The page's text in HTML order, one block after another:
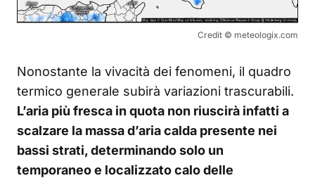
Credit © meteologix.com
Nonostante la vivacità dei fenomeni, il quadro
termico generale subirà variazioni trascurabili.
L’aria più fresca in quota non riuscirà infatti a
scalzare la massa d’aria calda presente nei
bassi strati, determinando solo un
temporaneo e localizzato calo delle